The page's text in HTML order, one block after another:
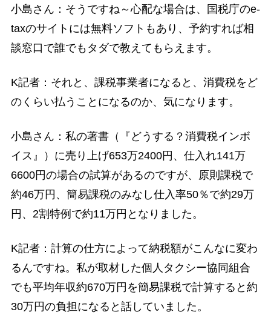
小島さん：そうですね～心配な場合は、国税庁のe-
taxのサイトには無料ソフトもあり、予約すれば相
談窓口で誰でもタダで教えてもらえます。
K記者：それと、課税事業者になると、消費税をど
のくらい払うことになるのか、気になります。
小島さん：私の著書（『どうする？消費税インボ
イス』）に売り上げ653万2400円、仕入れ141万
6600円の場合の試算があるのですが、原則課税で
約46万円、簡易課税のみなし仕入率50％で約29万
円、2割特例で約11万円となりました。
K記者：計算の仕方によって納税額がこんなに変わ
るんですね。私が取材した個人タクシー協同組合
でも平均年収約670万円を簡易課税で計算すると約
30万円の負担になると話していました。